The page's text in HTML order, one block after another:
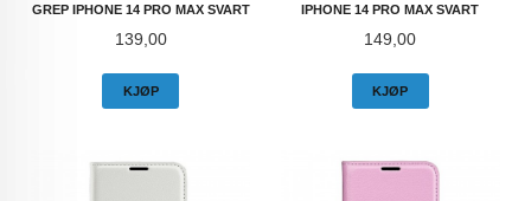
GREP IPHONE 14 PRO MAX SVART
Pris
139,00
KJØP
IPHONE 14 PRO MAX SVART
Pris
149,00
KJØP